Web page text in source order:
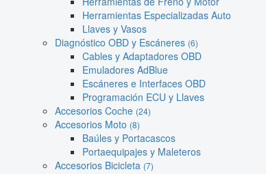
Herramientas Especializadas Auto
Llaves y Vasos
Diagnóstico OBD y Escáneres (6)
Cables y Adaptadores OBD
Emuladores AdBlue
Escáneres e Interfaces OBD
Programación ECU y Llaves
Accesorios Coche (24)
Accesorios Moto (8)
Baúles y Portacascos
Portaequipajes y Maleteros
Accesorios Bicicleta (7)